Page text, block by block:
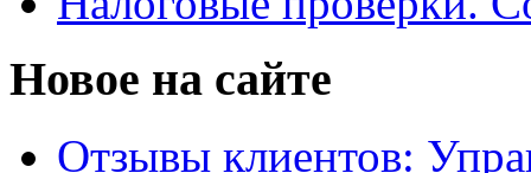
Новое на сайте
Отзывы клиентов: